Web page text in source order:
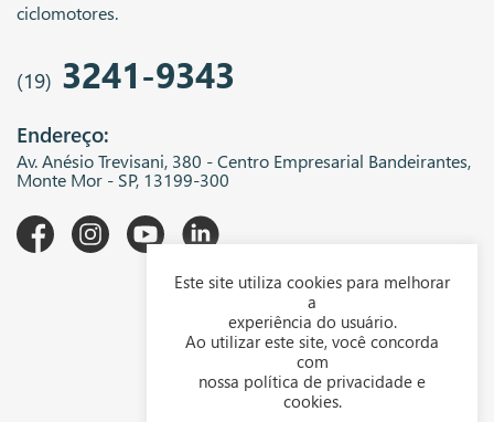
ciclomotores.
(19) 3241-9343
Endereço:
Av. Anésio Trevisani, 380 - Centro Empresarial Bandeirantes,
Monte Mor - SP, 13199-300
Downloads
Representantes
Política de privacidade
Este site utiliza cookies para melhorar
a
experiência do usuário.
Ao utilizar este site, você concorda
com
nossa política de privacidade e
cookies.